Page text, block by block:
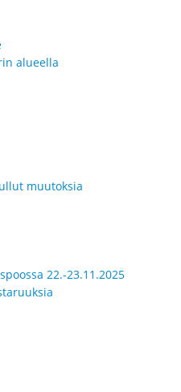
alueella
muutoksia
22.-23.11.2025